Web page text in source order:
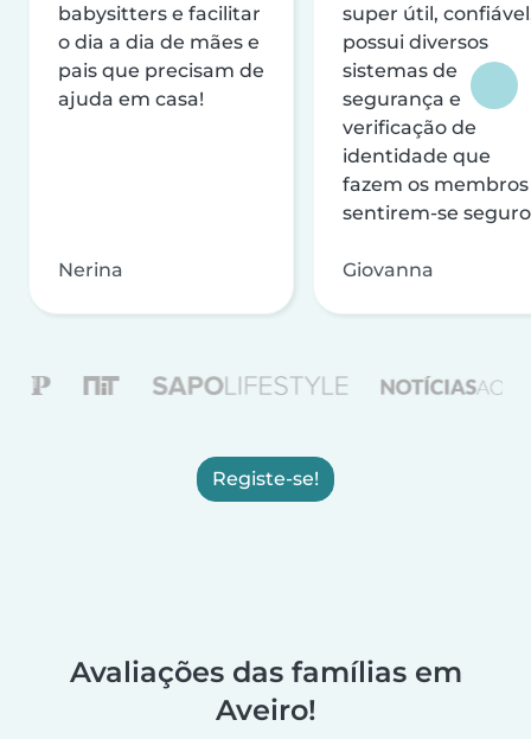
babysitters e facilitar
o dia a dia de mães e
pais que precisam de
ajuda em casa!
Nerina
super útil,
possui diversos
sistemas de
segurança e
verificação de
identidade que
fazem os membros
sentirem-se
Giovanna
Registe-se!
Avaliações das famílias em
Aveiro!